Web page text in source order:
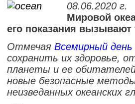
08.06.2020 г.
Мировой
его показания вызывают
Отмечая Всемирный день
сохранить их здоровье,
планеты и ее
новые безопасные
неизведанных океанских